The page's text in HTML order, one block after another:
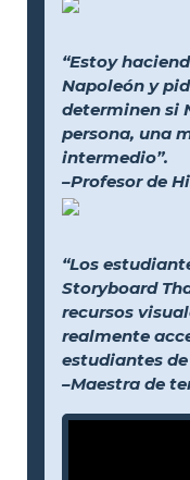
“Estoy
Napoleón y
determinen si
persona, una
intermedio”.
–Profesor de
“Los
Storyboard
recursos
realmente
estudiantes de
–Maestra de